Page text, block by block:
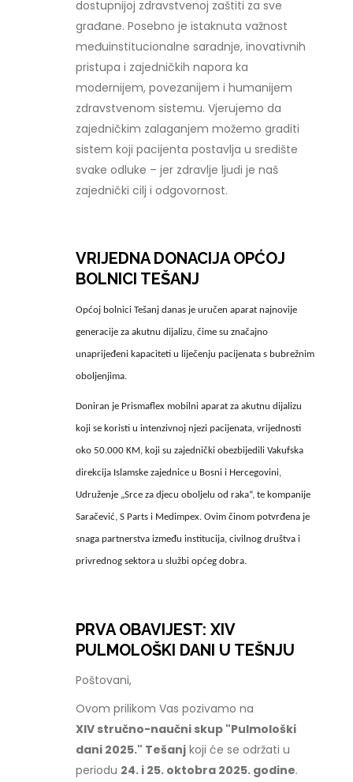
dostupnijoj zdravstvenoj zaštiti za sve
građane. Posebno je istaknuta važnost
međuinstitucionalne saradnje, inovativnih
pristupa i zajedničkih napora ka
modernijem, povezanijem i humanijem
zdravstvenom sistemu. Vjerujemo da
zajedničkim zalaganjem možemo graditi
sistem koji pacijenta postavlja u središte
svake odluke – jer zdravlje ljudi je naš
zajednički cilj i odgovornost.
VRIJEDNA DONACIJA OPĆOJ
BOLNICI TEŠANJ
Općoj bolnici Tešanj danas je uručen aparat najnovije
generacije za akutnu dijalizu, čime su značajno
unaprijeđeni kapaciteti u liječenju pacijenata s bubrežnim
oboljenjima.
Doniran je Prismaflex mobilni aparat za akutnu dijalizu
koji se koristi u intenzivnoj njezi pacijenata, vrijednosti
oko 50.000 KM, koji su zajednički obezbijedili Vakufska
direkcija Islamske zajednice u Bosni i Hercegovini,
Udruženje „Srce za djecu oboljelu od raka“, te kompanije
Saračević, S Parts i Medimpex. Ovim činom potvrđena je
snaga partnerstva između institucija, civilnog društva i
privrednog sektora u službi općeg dobra.
PRVA OBAVIJEST: XIV
PULMOLOŠKI DANI U TEŠNJU
Poštovani,
Ovom prilikom Vas pozivamo na
XIV stručno-naučni skup "Pulmološki
dani 2025." Tešanj koji će se održati u
periodu 24. i 25. oktobra 2025. godine.